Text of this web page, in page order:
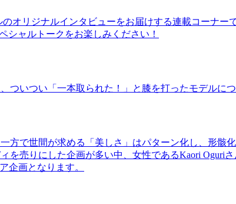
オリジナルインタビューをお届けする連載コーナー
シャルトークをお楽しみください！
いつい「一本取られた！」と膝を打ったモデルに
方で世間が求める「美しさ」はパターン化し、形骸
売りにした企画が多い中、女性であるKaori Oguri
企画となります。